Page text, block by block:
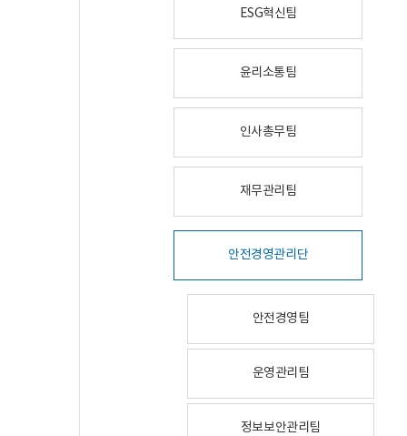
ESG혁신팀
윤리소통팀
인사총무팀
재무관리팀
안전경영관리단
안전경영팀
운영관리팀
정보보안관리팀